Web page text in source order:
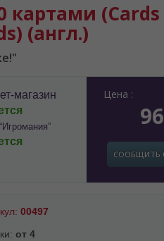
картами
(англ.)
Цена :
СООБЩИТЬ
магазин
00497
от 4